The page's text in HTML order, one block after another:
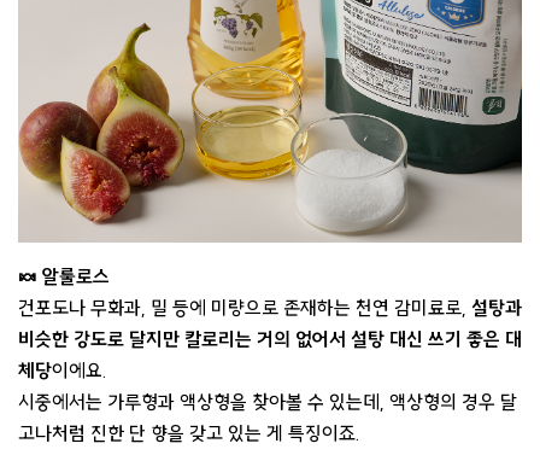
🍬 알룰로스
건포도나 무화과, 밀 등에 미량으로 존재하는 천연 감미료로, 설탕과
비슷한 강도로 달지만 칼로리는 거의 없어서 설탕 대신 쓰기 좋은 대
체당이에요.
시중에서는 가루형과 액상형을 찾아볼 수 있는데, 액상형의 경우 달
고나처럼 진한 단 향을 갖고 있는 게 특징이죠.